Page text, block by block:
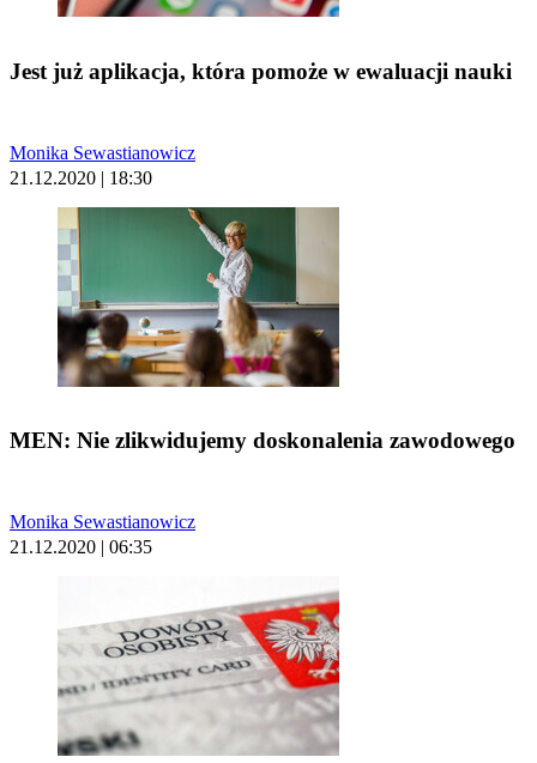
Jest już aplikacja, która pomoże w ewaluacji nauki
Monika Sewastianowicz
21.12.2020 | 18:30
MEN: Nie zlikwidujemy doskonalenia zawodowego
Monika Sewastianowicz
21.12.2020 | 06:35